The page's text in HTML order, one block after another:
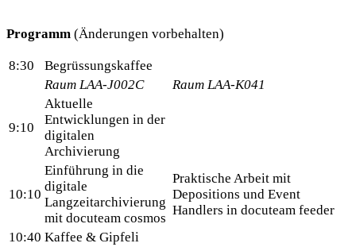
Programm (Änderungen vorbehalten)
8:30
Begrüssungskaffee
Raum LAA-J002C
Raum LAA-K041
9:10
Aktuelle
Entwicklungen in der
digitalen
Archivierung
10:10
Einführung in die
digitale
Langzeitarchivierung
mit docuteam cosmos
Praktische Arbeit mit
Depositions und Event
Handlers in docuteam feeder
10:40 Kaffee & Gipfeli